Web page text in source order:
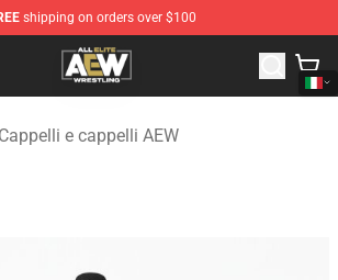
shipping on orders over $100
Official Aew Merchandise Store
Cappelli e cappelli AEW